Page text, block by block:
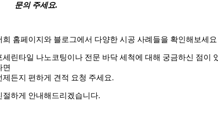
문의 주세요.
희 홈페이지와 블로그에서 다양한 시공 사례들을 확인해보세요
세린타일 나노코팅이나 전문 바닥 세척에 대해 궁금하신 점이
면
제든지 편하게 견적 요청 주세요.
절하게 안내해드리겠습니다.